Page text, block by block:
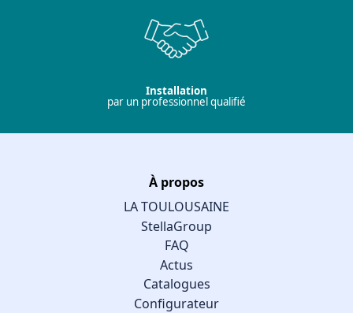
Installation
par un professionnel qualifié
À propos
LA TOULOUSAINE
StellaGroup
FAQ
Actus
Catalogues
Configurateur